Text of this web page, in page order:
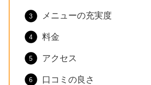
メニューの充実度
料金
アクセス
口コミの良さ